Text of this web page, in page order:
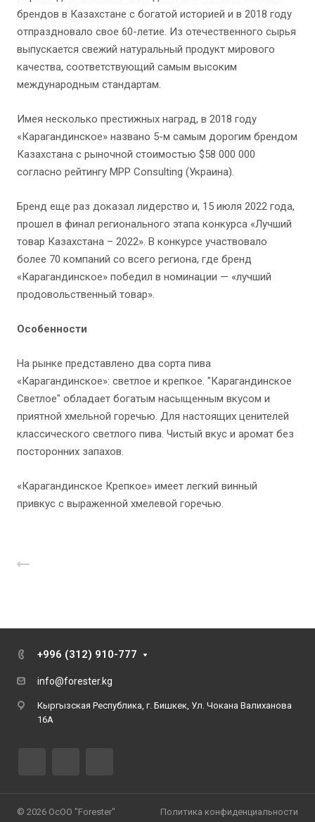
брендов в Казахстане с богатой историей и в 2018 году
отпраздновало свое 60-летие. Из отечественного сырья
выпускается свежий натуральный продукт мирового
качества, соответствующий самым высоким
международным стандартам.
Имея несколько престижных наград, в 2018 году
«Карагандинское» названо 5-м самым дорогим брендом
Казахстана с рыночной стоимостью $58 000 000
согласно рейтингу MPP Consulting (Украина).
Бренд еще раз доказал лидерство и, 15 июля 2022 года,
прошел в финал регионального этапа конкурса «Лучший
товар Казахстана – 2022». В конкурсе участвовало
более 70 компаний со всего региона, где бренд
«Карагандинское» победил в номинации — «лучший
продовольственный товар».
Особенности
На рынке представлено два сорта пива
«Карагандинское»: светлое и крепкое. "Карагандинское
Светлое" обладает богатым насыщенным вкусом и
приятной хмельной горечью. Для настоящих ценителей
классического светлого пива. Чистый вкус и аромат без
посторонних запахов.
«Карагандинское Крепкое» имеет легкий винный
привкус с выраженной хмелевой горечью.
+996 (312) 910-777
info@forester.kg
Кыргызская Республика, г. Бишкек, Ул. Чокана Валиханова
16А
© 2026 ОсОО "Forester" Политика конфиденциальности